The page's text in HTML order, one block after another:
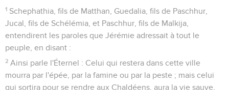
1 Schephathia, fils de Matthan, Guedalia, fils de Paschhur,
Jucal, fils de Schélémia, et Paschhur, fils de Malkija,
entendirent les paroles que Jérémie adressait à tout le
peuple, en disant :
2 Ainsi parle l'Éternel : Celui qui restera dans cette ville
mourra par l'épée, par la famine ou par la peste ; mais celui
qui sortira pour se rendre aux Chaldéens, aura la vie sauve,